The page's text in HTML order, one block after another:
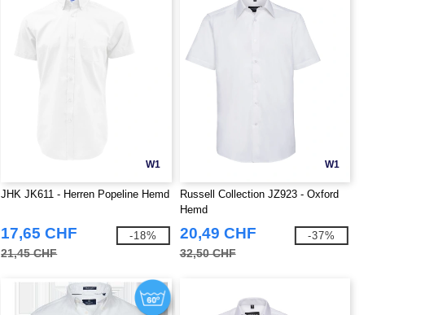
W1
JHK JK611 - Herren Popeline Hemd
17,65 CHF
21,45 CHF
-18%
W1
Russell Collection JZ923 - Oxford
Hemd
20,49 CHF
32,50 CHF
-37%